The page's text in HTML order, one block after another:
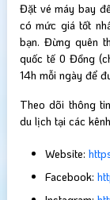
Đặt vé máy bay
có mức giá tốt
bạn. Đừng quên
quốc tế 0 Đồng
14h mỗi ngày để
Theo dõi thông
du lịch tại các
Website:
Facebook: